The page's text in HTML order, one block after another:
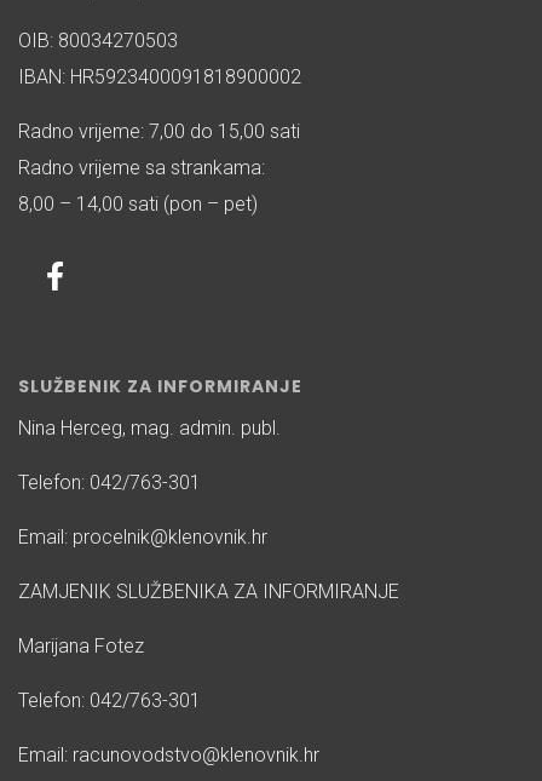
OIB: 80034270503
IBAN: HR5923400091818900002
Radno vrijeme: 7,00 do 15,00 sati
Radno vrijeme sa strankama:
8,00 – 14,00 sati (pon – pet)
SLUŽBENIK ZA INFORMIRANJE
Nina Herceg, mag. admin. publ.
Telefon: 042/763-301
Email: procelnik@klenovnik.hr
ZAMJENIK SLUŽBENIKA ZA INFORMIRANJE
Marijana Fotez
Telefon: 042/763-301
Email: racunovodstvo@klenovnik.hr